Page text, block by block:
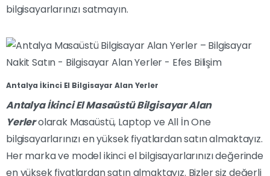
bilgisayarlarınızı satmayın.
Antalya İkinci El Bilgisayar Alan Yerler
Antalya İkinci El Masaüstü Bilgisayar Alan
Yerlerolarak Masaüstü, Laptop ve All İn One
bilgisayarlarınızı en yüksek fiyatlardan satın almaktayız.
Her marka ve model ikinci el bilgisayarlarınızı değerinde
en yüksek fiyatlardan satın almaktayız. Bizler siz değerli